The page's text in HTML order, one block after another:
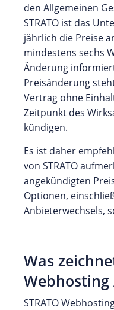
den Allgemeinen
STRATO ist das
jährlich die Preise
mindestens sechs
Änderung
Preisänderung
Vertrag ohne
Zeitpunkt des
kündigen.
Es ist daher
von STRATO
angekündigten
Optionen,
Anbieterwechsels,
Was
Webhosting
STRATO